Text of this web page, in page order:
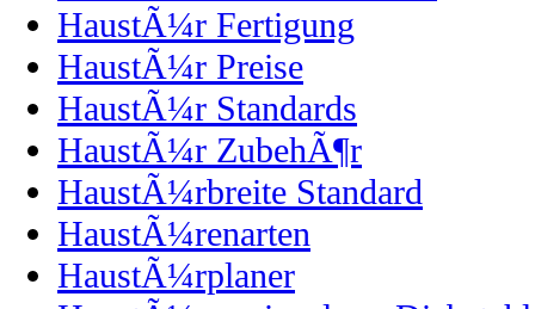
HaustÃ¼r Fertigung
HaustÃ¼r Preise
HaustÃ¼r Standards
HaustÃ¼r ZubehÃ¶r
HaustÃ¼rbreite Standard
HaustÃ¼renarten
HaustÃ¼rplaner